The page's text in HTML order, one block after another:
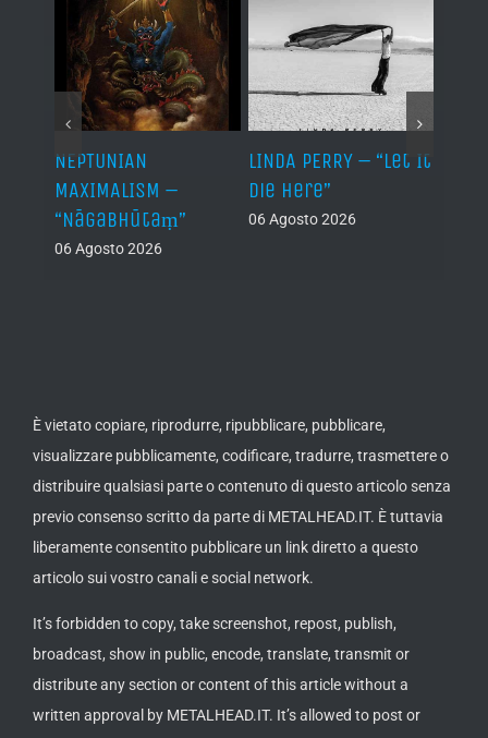
NEPTUNIAN
MAXIMALISM –
“Nāgabhūtaṃ”
06 Agosto 2026
LINDA PERRY – “Let It
Die Here”
06 Agosto 2026
È vietato copiare, riprodurre, ripubblicare, pubblicare,
visualizzare pubblicamente, codificare, tradurre, trasmettere o
distribuire qualsiasi parte o contenuto di questo articolo senza
previo consenso scritto da parte di METALHEAD.IT. È tuttavia
liberamente consentito pubblicare un link diretto a questo
articolo sui vostro canali e social network.
It’s forbidden to copy, take screenshot, repost, publish,
broadcast, show in public, encode, translate, transmit or
distribute any section or content of this article without a
written approval by METALHEAD.IT. It’s allowed to post or